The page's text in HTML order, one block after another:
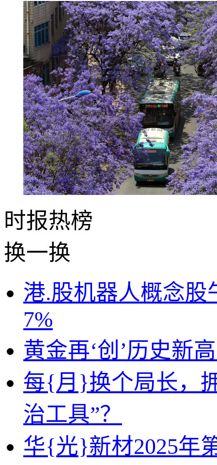
时报热榜
换一换
港.股机器人概念股
7%
黄金再‘创’历史新
每{月}换个局长，
治工具”？
华{光}新材2025年